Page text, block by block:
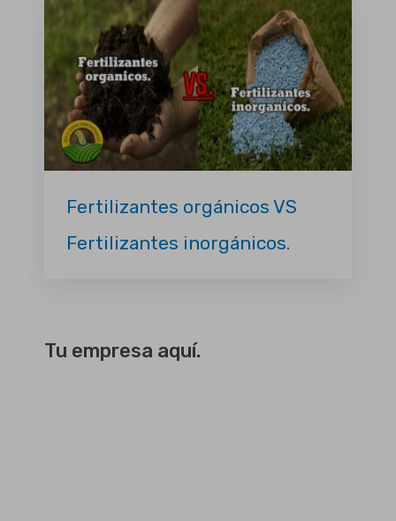
Fertilizantes orgánicos VS
Fertilizantes inorgánicos.
Tu empresa aquí.